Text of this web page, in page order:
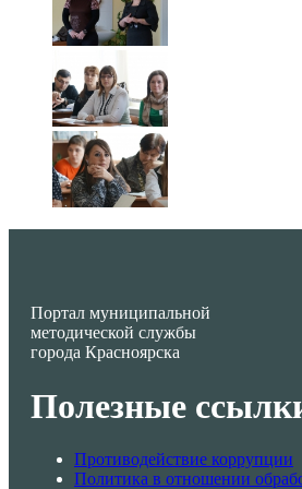
Портал муниципальной
методической службы
города Красноярска
Полезные
Противодействие коррупции
Политика в отношении